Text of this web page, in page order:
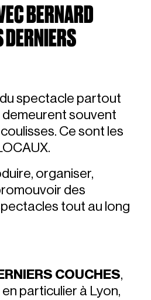
BERNARD
du spectacle partout
demeurent souvent
Ce sont les
.
organiser,
des
tout au long
COUCHES,
particulier à Lyon,